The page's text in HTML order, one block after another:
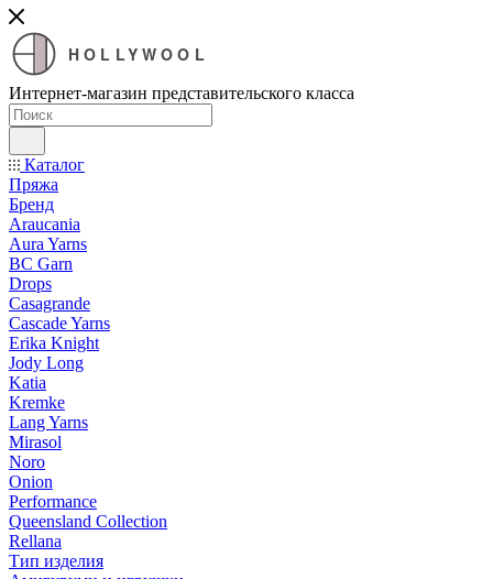
HOLLYWOOL
Интернет-магазин представительского класса
Каталог
Пряжа
Бренд
Araucania
Aura Yarns
BC Garn
Drops
Casagrande
Cascade Yarns
Erika Knight
Jody Long
Katia
Kremke
Lang Yarns
Mirasol
Noro
Onion
Performance
Queensland Collection
Rellana
Тип изделия